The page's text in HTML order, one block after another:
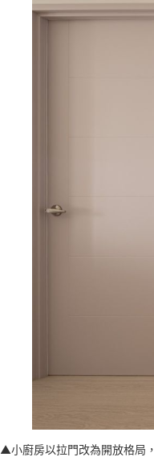
▲小廚房以拉門改為開放格局